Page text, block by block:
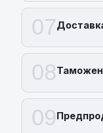
07
08
09